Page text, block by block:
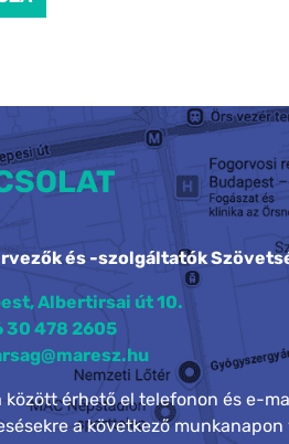
és -szolgáltatók
Albertirsai út 10.
30 478 2605
érhető el telefonon és e-
a következő munkanapon